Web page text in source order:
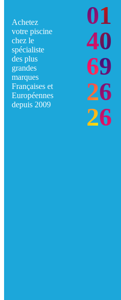
Achetez
votre piscine
chez le
spécialiste
des plus
grandes
marques
Françaises et
Européennes
depuis 2009
01
40
69
26
26